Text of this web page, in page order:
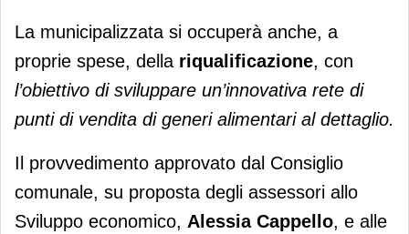
La municipalizzata si occuperà anche, a
proprie spese, della riqualificazione, con
l’obiettivo di sviluppare un’innovativa rete di
punti di vendita di generi alimentari al dettaglio.
Il provvedimento approvato dal Consiglio
comunale, su proposta degli assessori allo
Sviluppo economico, Alessia Cappello, e alle